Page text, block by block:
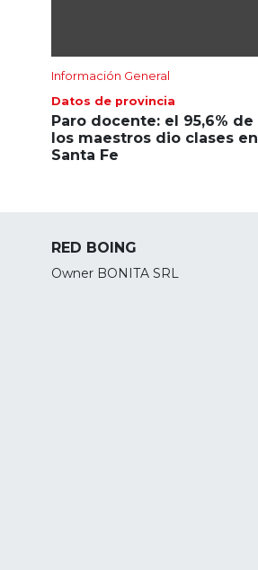
Información General
Datos de provincia
Paro docente: el 95,6% de
los maestros dio clases en
Santa Fe
RED BOING
Owner BONITA SRL